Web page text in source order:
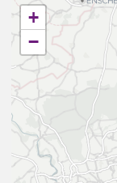
+
−